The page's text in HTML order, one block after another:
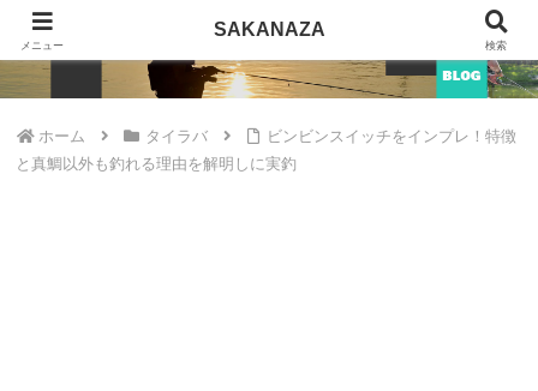
SAKANAZA
ホーム タイラバ
ビンビンスイッチをインプレ！特徴
と真鯛以外も釣れる理由を解明しに実釣
メニュー
SAKANAZA
検索